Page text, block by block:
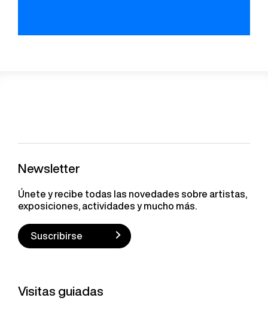
Newsletter
Únete y recibe todas las novedades sobre artistas,
exposiciones, actividades y mucho más.
Suscribirse
Visitas guiadas